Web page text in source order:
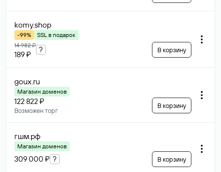
komy.shop
-99%
SSL в подарок
14 982 ₽
189 ₽
? В корзину
goux.ru
Магазин доменов
122 822 ₽
Возможен торг
В корзину
гшм.рф
Магазин доменов
309 000 ₽ ? В корзину